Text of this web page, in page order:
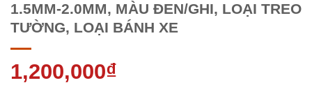
1.5MM-2.0MM, MÀU ĐEN/GHI, LOẠI TREO
TƯỜNG, LOẠI BÁNH XE
1,200,000₫